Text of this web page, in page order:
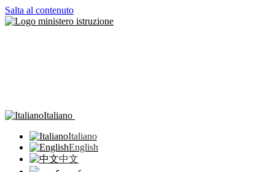
Salta al contenuto
Italiano
Italiano
English
中文